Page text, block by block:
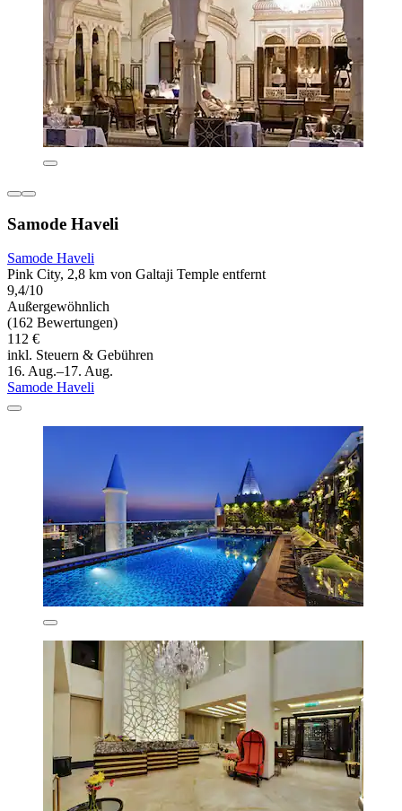
Samode Haveli
Samode Haveli
Pink City, 2,8 km von Galtaji Temple entfernt
9,4/10
Außergewöhnlich
(162 Bewertungen)
112 €
inkl. Steuern & Gebühren
16. Aug.–17. Aug.
Samode Haveli